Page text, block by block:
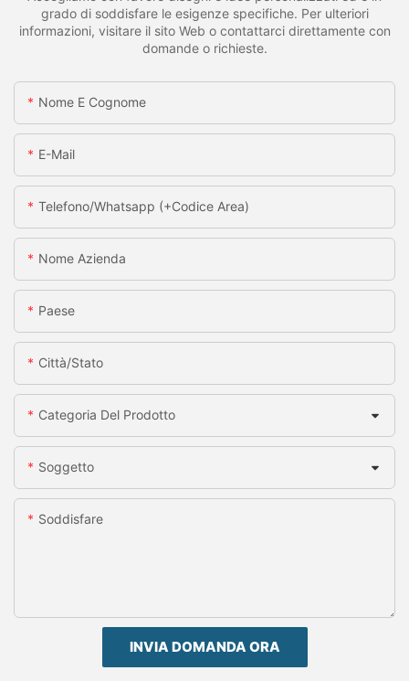
grado di soddisfare le esigenze specifiche. Per ulteriori
informazioni, visitare il sito Web o contattarci direttamente con
domande o richieste.
Nome E Cognome
E-Mail
Telefono/whatsapp (+codice Area)
Nome Azienda
Paese
Città/stato
Categoria Del Prodotto
Soggetto
Soddisfare
INVIA DOMANDA ORA